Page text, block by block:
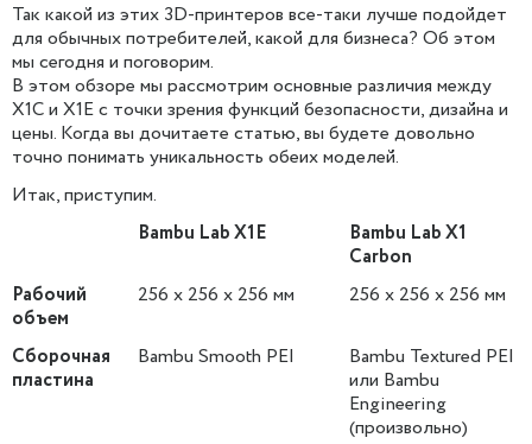
Так какой из этих 3D-принтеров все-таки лучше подойдет
для обычных потребителей, какой для бизнеса? Об этом
мы сегодня и поговорим.
В этом обзоре мы рассмотрим основные различия между
X1C и X1E с точки зрения функций безопасности, дизайна и
цены. Когда вы дочитаете статью, вы будете довольно
точно понимать уникальность обеих моделей.
Итак, приступим.
Bambu Lab X1E
Bambu Lab X1
Carbon
Рабочий
объем
256 x 256 x 256 мм 256 x 256 x 256 мм
Сборочная
пластина
Bambu Smooth PEI
Bambu Textured PEI
или Bambu
Engineering
(произвольно)